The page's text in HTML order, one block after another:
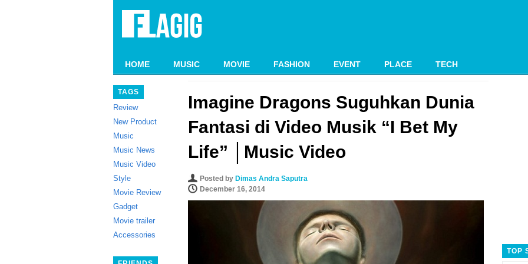
HOME MUSIC MOVIE FASHION EVENT PLACE TECH
TAGS
Review
New Product
Music
Music News
Music Video
Style
Movie Review
Gadget
Movie trailer
Accessories
Imagine Dragons Suguhkan Dunia
Fantasi di Video Musik “I Bet My
Life” │Music Video
Posted by Dimas Andra Saputra
December 16, 2014
TOP